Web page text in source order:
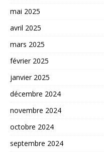
mai 2025
avril 2025
mars 2025
février 2025
janvier 2025
décembre 2024
novembre 2024
octobre 2024
septembre 2024